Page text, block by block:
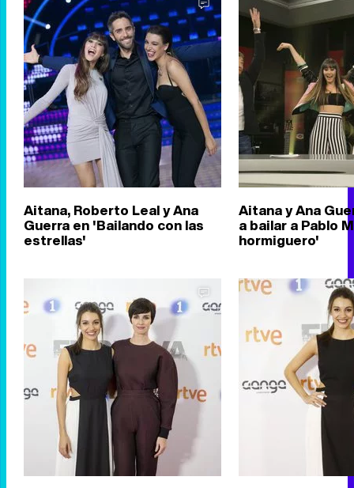
Aitana, Roberto Leal y Ana
Guerra en 'Bailando con las
estrellas'
Aitana y Ana
a bailar a Pablo
hormiguero'